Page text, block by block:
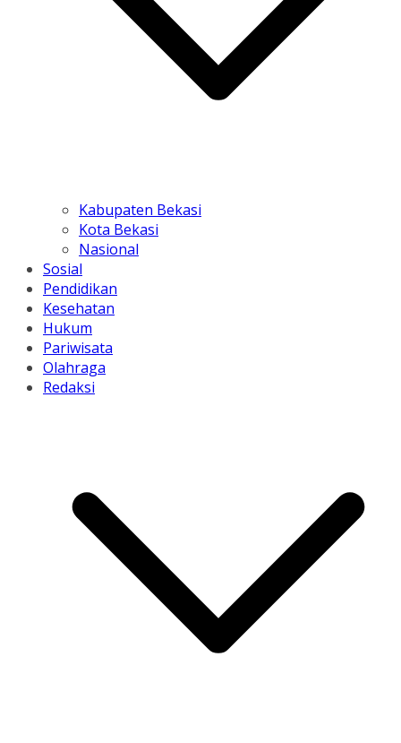
Kabupaten Bekasi
Kota Bekasi
Nasional
Sosial
Pendidikan
Kesehatan
Hukum
Pariwisata
Olahraga
Redaksi